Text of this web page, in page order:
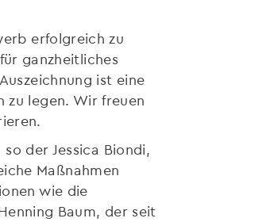
erfolgreich zu
ganzheitliches
ist eine
zu legen. Wir freuen
der Jessica Biondi,
Maßnahmen
wie die
Baum, der seit